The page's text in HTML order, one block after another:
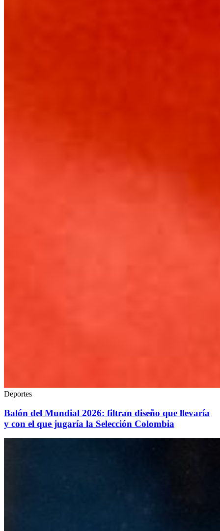
Deportes
Balón del Mundial 2026: filtran diseño que llevaría
y con el que jugaría la Selección Colombia